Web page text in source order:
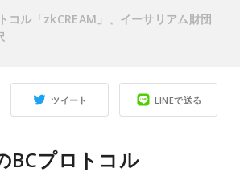
ツイート LINEで送る
BCプロトコル
コル「zkCREAM」、イーサリアム財団